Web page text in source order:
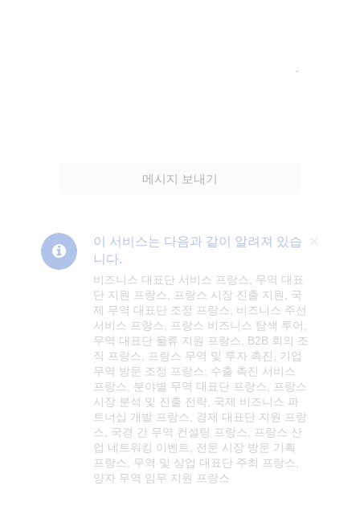
메시지 보내기
이 서비스는 다음과 같이 알려져 있습
니다.
비즈니스 대표단 서비스 프랑스, 무역 대표
단 지원 프랑스, 프랑스 시장 진출 지원, 국
제 무역 대표단 조정 프랑스, 비즈니스 주선
서비스 프랑스, 프랑스 비즈니스 탐색 투어,
무역 대표단 물류 지원 프랑스, B2B 회의 조
직 프랑스, 프랑스 무역 및 투자 촉진, 기업
무역 방문 조정 프랑스, 수출 촉진 서비스
프랑스, 분야별 무역 대표단 프랑스, 프랑스
시장 분석 및 진출 전략, 국제 비즈니스 파
트너십 개발 프랑스, 경제 대표단 지원 프랑
스, 국경 간 무역 컨설팅 프랑스, 프랑스 산
업 네트워킹 이벤트, 전문 시장 방문 기획
프랑스, 무역 및 상업 대표단 주최 프랑스,
양자 무역 임무 지원 프랑스